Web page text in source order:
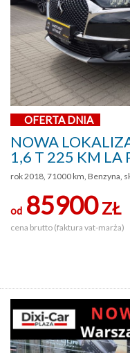
OFERTA DNIA
NOWA
1,6 T 225 KM LA
rok 2018, 71000 km, Benzyna,
od 85900ZŁ
cena brutto (faktura vat-marża)